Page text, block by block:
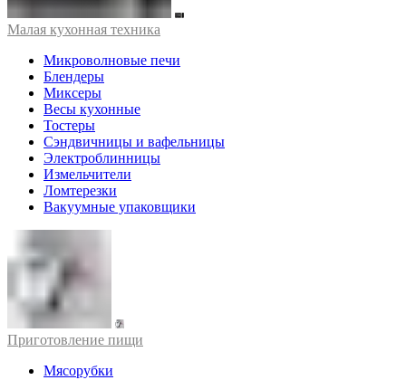
Малая кухонная техника
Микроволновые печи
Блендеры
Миксеры
Весы кухонные
Тостеры
Сэндвичницы и вафельницы
Электроблинницы
Измельчители
Ломтерезки
Вакуумные упаковщики
Приготовление пищи
Мясорубки